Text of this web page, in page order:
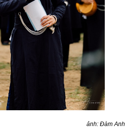
ảnh: Đàm Anh